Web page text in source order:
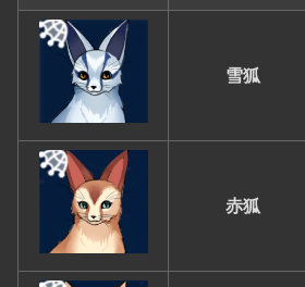
雪狐
赤狐